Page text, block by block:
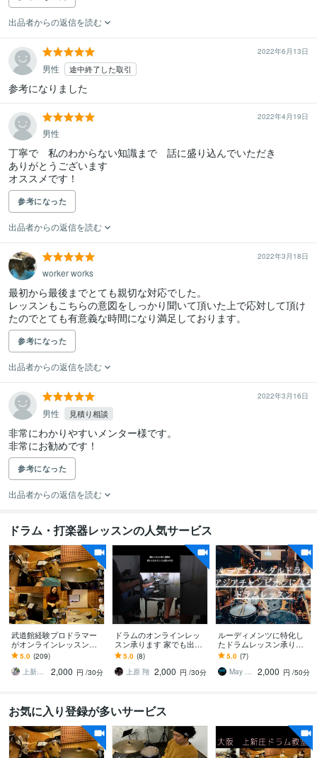
出品者からの返信を読む
2022年6月13日
男性 途中終了した取引
参考になりました
2022年4月19日
男性
丁寧で　私のわからない知識まで　話に盛り込んでいただき
ありがとうございます
オススメです！
参考になった
出品者からの返信を読む
2022年3月18日
worker works
最初から最後までとても親切な対応でした。
レッスンもこちらの意図をしっかり聞いて頂いた上で応対して頂け
たのでとても有意義な時間になり満足しております。
参考になった
出品者からの返信を読む
2022年3月16日
男性 見積り相談
非常にわかりやすいメンター様です。
非常にお勧めです！
参考になった
出品者からの返信を読む
ドラム・打楽器レッスンの人気サービス
武道館経験プロドラマー
がオンラインレッスンし
ます 初心者・未経験大歓
迎！2000円でプロが教え
るドラム上達方法
5.0 (209)
上新庄ドラム教室
2,000 円 /30分
ドラムのオンラインレッ
スン承ります 家でも出来
る練習法〜色々なルーデ
ィメンツまで幅広く教え
ます◎
5.0 (8)
上原 翔 2,000 円 /30分
ルーディメンツに特化し
たドラムレッスン承りま
す アジア1位が教えるルー
ディメンツ
5.0 (7)
May Studio
2,000 円 /50分
お気に入り登録が多いサービス